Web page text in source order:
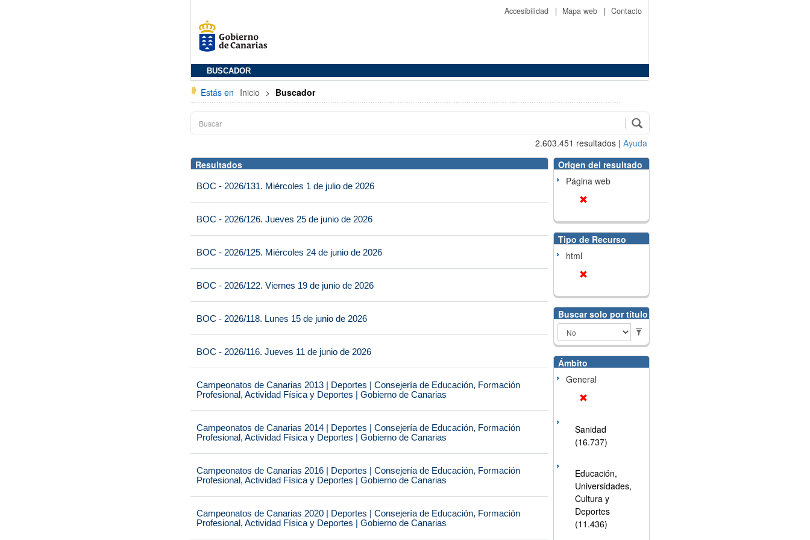
Accesibilidad | Mapa web | Contacto
BUSCADOR
Estás en Inicio > Buscador
2.603.451 resultados | Ayuda
Resultados
BOC - 2026/131. Miércoles 1 de julio de 2026
BOC - 2026/126. Jueves 25 de junio de 2026
BOC - 2026/125. Miércoles 24 de junio de 2026
BOC - 2026/122. Viernes 19 de junio de 2026
BOC - 2026/118. Lunes 15 de junio de 2026
BOC - 2026/116. Jueves 11 de junio de 2026
Campeonatos de Canarias 2013 | Deportes | Consejería de Educación, Formación
Profesional, Actividad Física y Deportes | Gobierno de Canarias
Campeonatos de Canarias 2014 | Deportes | Consejería de Educación, Formación
Profesional, Actividad Física y Deportes | Gobierno de Canarias
Campeonatos de Canarias 2016 | Deportes | Consejería de Educación, Formación
Profesional, Actividad Física y Deportes | Gobierno de Canarias
Campeonatos de Canarias 2020 | Deportes | Consejería de Educación, Formación
Profesional, Actividad Física y Deportes | Gobierno de Canarias
Origen del resultado
Página web
Tipo de Recurso
html
Buscar solo por título
Ámbito
General
Sanidad
(16.737)
Educación,
Universidades,
Cultura y
Deportes
(11.436)